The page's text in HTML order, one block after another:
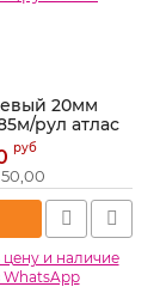
20мм
рул атлас
руб
цену и наличие
WhatsApp